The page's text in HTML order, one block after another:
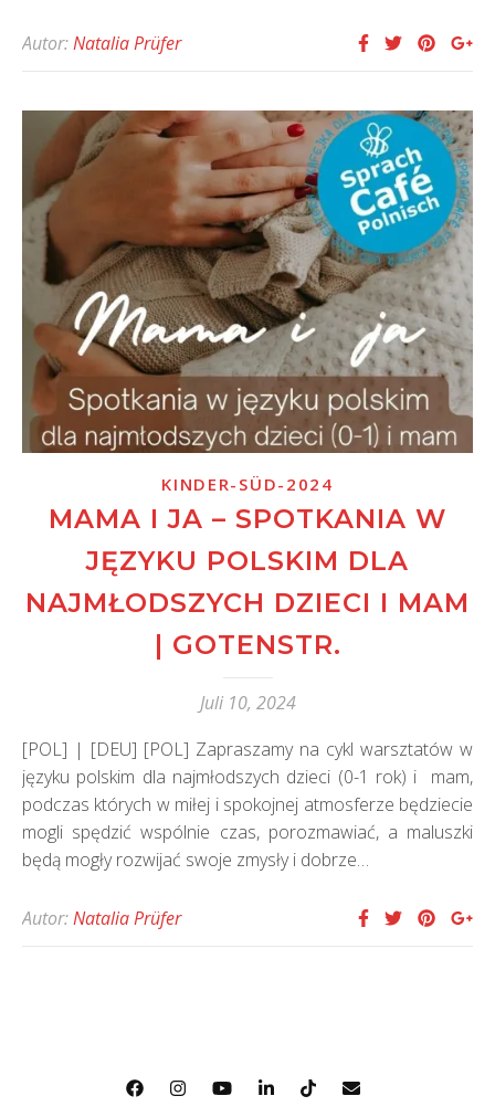
Autor:Natalia Prüfer
KINDER-SÜD-2024
MAMA I JA – SPOTKANIA W
JĘZYKU POLSKIM DLA
NAJMŁODSZYCH DZIECI I MAM
| GOTENSTR.
Juli 10, 2024
[POL] | [DEU] [POL] Zapraszamy na cykl warsztatów w
języku polskim dla najmłodszych dzieci (0-1 rok) i mam,
podczas których w miłej i spokojnej atmosferze będziecie
mogli spędzić wspólnie czas, porozmawiać, a maluszki
będą mogły rozwijać swoje zmysły i dobrze…
Autor:Natalia Prüfer